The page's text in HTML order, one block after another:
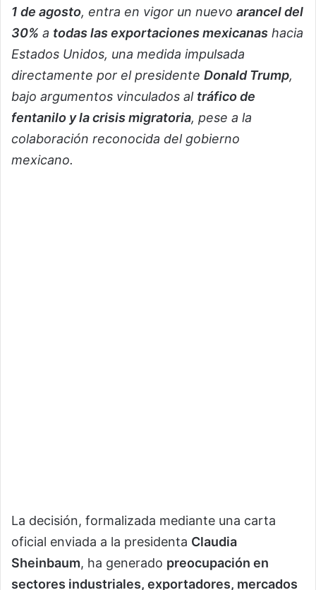
1 de agosto, entra en vigor un nuevo arancel del
30% a todas las exportaciones mexicanas hacia
Estados Unidos, una medida impulsada
directamente por el presidente Donald Trump,
bajo argumentos vinculados al tráfico de
fentanilo y la crisis migratoria, pese a la
colaboración reconocida del gobierno
mexicano.
La decisión, formalizada mediante una carta
oficial enviada a la presidenta Claudia
Sheinbaum, ha generado preocupación en
sectores industriales, exportadores, mercados